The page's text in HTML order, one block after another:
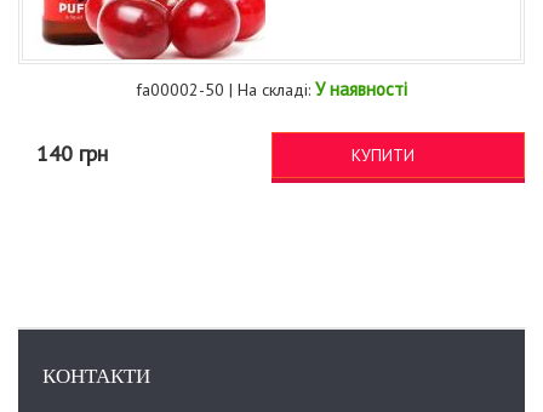
fa00002-50 | На складі: У наявності
140 грн КУПИТИ
КОНТАКТИ